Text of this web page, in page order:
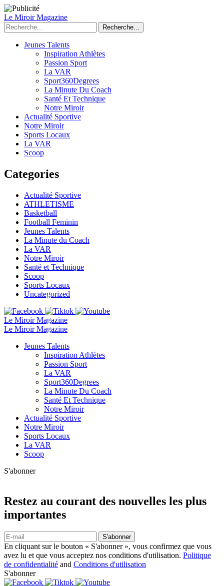
Le Miroir Magazine
Recherche...
Jeunes Talents
Inspiration Athlètes
Passion Sport
La VAR
Sport360Degrees
La Minute Du Coach
Santé Et Technique
Notre Miroir
Actualité Sportive
Notre Miroir
Sports Locaux
La VAR
Scoop
Categories
Actualité Sportive
ATHLETISME
Basketball
Football Feminin
Jeunes Talents
La Minute du Coach
La VAR
Notre Miroir
Santé et Technique
Scoop
Sports Locaux
Uncategorized
Le Miroir Magazine
Le Miroir Magazine
Jeunes Talents
Inspiration Athlètes
Passion Sport
La VAR
Sport360Degrees
La Minute Du Coach
Santé Et Technique
Notre Miroir
Actualité Sportive
Notre Miroir
Sports Locaux
La VAR
Scoop
S'abonner
Restez au courant des nouvelles les plus
importantes
S'abonner
En cliquant sur le bouton « S'abonner », vous confirmez que vous
avez lu et que vous acceptez nos conditions d'utilisation. Politique
de confidentialité and Conditions d'utilisation
S'abonner